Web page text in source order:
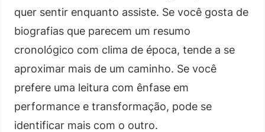
quer sentir enquanto assiste. Se você gosta de
biografias que parecem um resumo
cronológico com clima de época, tende a se
aproximar mais de um caminho. Se você
prefere uma leitura com ênfase em
performance e transformação, pode se
identificar mais com o outro.